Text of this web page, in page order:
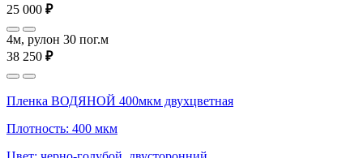
25 000 ₽
4м, рулон 30 пог.м
38 250 ₽
Пленка ВОДЯНОЙ 400мкм двухцветная
Плотность: 400 мкм